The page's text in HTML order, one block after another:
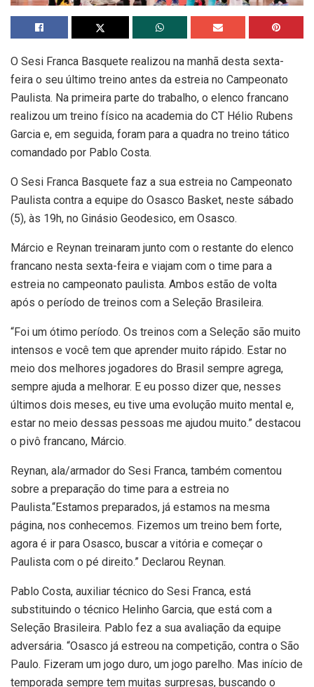
O Sesi Franca Basquete realizou na manhã desta sexta-
feira o seu último treino antes da estreia no Campeonato
Paulista. Na primeira parte do trabalho, o elenco francano
realizou um treino físico na academia do CT Hélio Rubens
Garcia e, em seguida, foram para a quadra no treino tático
comandado por Pablo Costa.
O Sesi Franca Basquete faz a sua estreia no Campeonato
Paulista contra a equipe do Osasco Basket, neste sábado
(5), às 19h, no Ginásio Geodesico, em Osasco.
Márcio e Reynan treinaram junto com o restante do elenco
francano nesta sexta-feira e viajam com o time para a
estreia no campeonato paulista. Ambos estão de volta
após o período de treinos com a Seleção Brasileira.
“Foi um ótimo período. Os treinos com a Seleção são muito
intensos e você tem que aprender muito rápido. Estar no
meio dos melhores jogadores do Brasil sempre agrega,
sempre ajuda a melhorar. E eu posso dizer que, nesses
últimos dois meses, eu tive uma evolução muito mental e,
estar no meio dessas pessoas me ajudou muito.” destacou
o pivô francano, Márcio.
Reynan, ala/armador do Sesi Franca, também comentou
sobre a preparação do time para a estreia no
Paulista.“Estamos preparados, já estamos na mesma
página, nos conhecemos. Fizemos um treino bem forte,
agora é ir para Osasco, buscar a vitória e começar o
Paulista com o pé direito.” Declarou Reynan.
Pablo Costa, auxiliar técnico do Sesi Franca, está
substituindo o técnico Helinho Garcia, que está com a
Seleção Brasileira. Pablo fez a sua avaliação da equipe
adversária. “Osasco já estreou na competição, contra o São
Paulo. Fizeram um jogo duro, um jogo parelho. Mas início de
temporada sempre tem muitas surpresas, buscando o